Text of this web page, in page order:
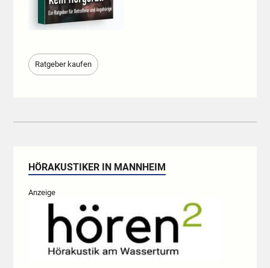
Ratgeber kaufen
HÖRAKUSTIKER IN MANNHEIM
Anzeige